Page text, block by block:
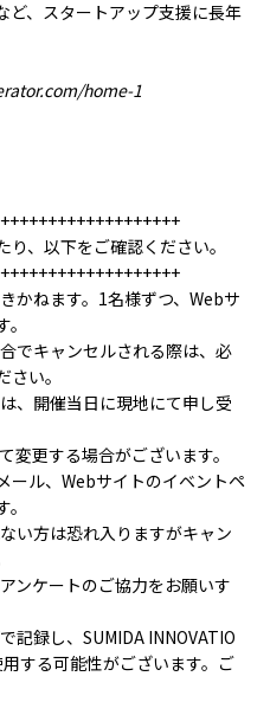
ど、スタートアップ支援に長年
home-1
、以下をご確認ください。
ねます。1名様ずつ、Webサ
でキャンセルされる際は、必
い。
、開催当日に現地にて申し受
変更する場合がございます。
ール、Webサイトのイベントペ
い方は恐れ入りますがキャン
ンケートのご協力をお願いす
記録し、SUMIDA INNOVATIO
する可能性がございます。ご